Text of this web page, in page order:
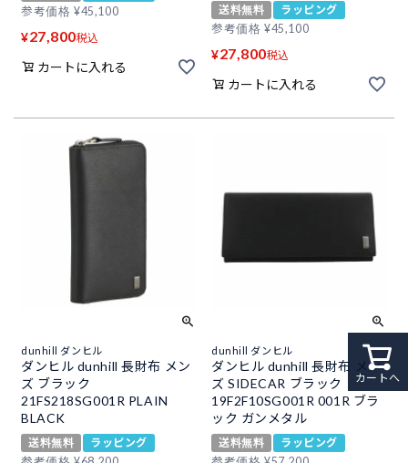
参考価格 ¥45,100
¥27,800税込
カートに入れる
送料無料
ラッピング
参考価格 ¥45,100
¥27,800税込
カートに入れる
dunhill ダンヒル
ダンヒル dunhill 長財布 メン
ズ ブラック
21FS218SG001R PLAIN
BLACK
送料無料
ラッピング
dunhill ダンヒル
ダンヒル dunhill 長財布 メン
ズ SIDECAR ブラック
19F2F10SG001R 001R ブラ
ック ガンメタル
送料無料
ラッピング
カートへ